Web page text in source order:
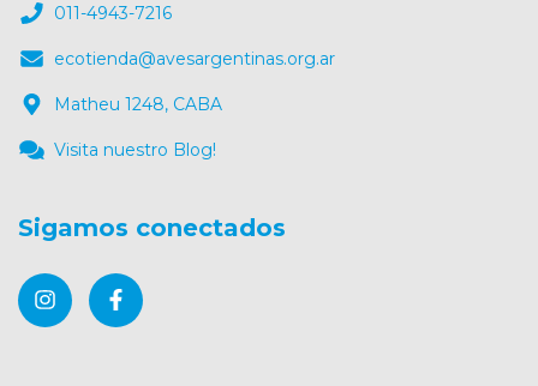
011-4943-7216
ecotienda@avesargentinas.org.ar
Matheu 1248, CABA
Visita nuestro Blog!
Sigamos conectados